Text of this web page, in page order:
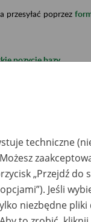
przesyłać poprzez
pozycje bazy
Biuro Spraw
Pracowniczych;
Zamiejscowy Wydział
Dokumentacji w
Sosnowcu –
Sosnowiec, ul.
techniczne
„Przejdź do
Jeśli
niezbędne pliki